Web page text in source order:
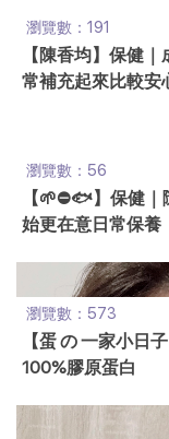
瀏覽數：191
【陳香均】保健
常補充起來比較安
瀏覽數：56
【🌱⛔️🐟】保健
始更在意日常保養
瀏覽數：573
【蛋 の 一家小日
100%膠原蛋白